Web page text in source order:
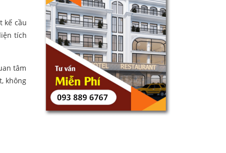
kế cầu
tích
tâm
không